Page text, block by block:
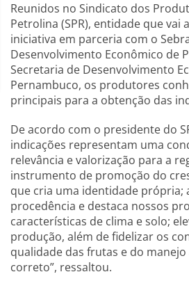
Reunidos no Sindicato dos
Petrolina (SPR), entidade que vai
iniciativa em parceria com o
Desenvolvimento Econômico de
Secretaria de Desenvolvimento
Pernambuco, os produtores
principais para a obtenção das
De acordo com o presidente do
indicações representam uma
relevância e valorização para a
instrumento de promoção do
que cria uma identidade própria;
procedência e destaca nossos
características de clima e solo;
produção, além de fidelizar os
qualidade das frutas e do
correto”, ressaltou.